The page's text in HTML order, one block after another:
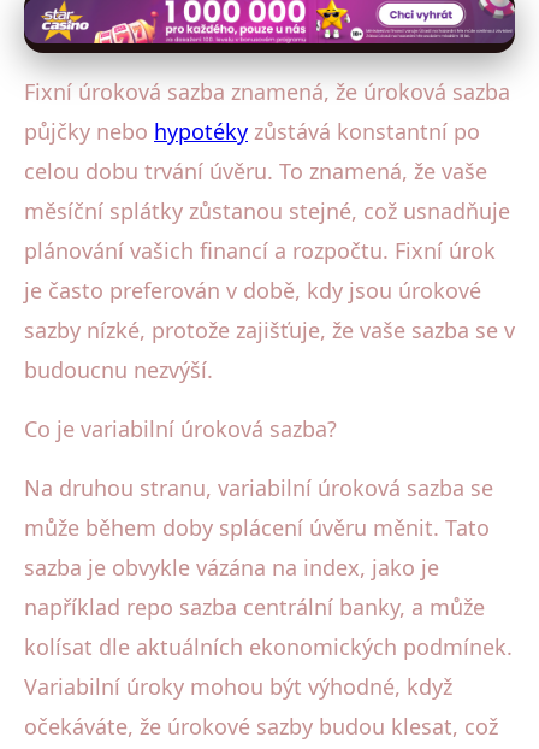
Fixní úroková sazba znamená, že úroková sazba
půjčky nebo hypotéky zůstává konstantní po
celou dobu trvání úvěru. To znamená, že vaše
měsíční splátky zůstanou stejné, což usnadňuje
plánování vašich financí a rozpočtu. Fixní úrok
je často preferován v době, kdy jsou úrokové
sazby nízké, protože zajišťuje, že vaše sazba se v
budoucnu nezvýší.
Co je variabilní úroková sazba?
Na druhou stranu, variabilní úroková sazba se
může během doby splácení úvěru měnit. Tato
sazba je obvykle vázána na index, jako je
například repo sazba centrální banky, a může
kolísat dle aktuálních ekonomických podmínek.
Variabilní úroky mohou být výhodné, když
očekáváte, že úrokové sazby budou klesat, což